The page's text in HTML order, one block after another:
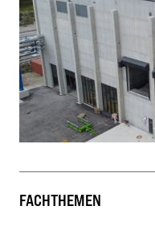
FACHTHEMEN